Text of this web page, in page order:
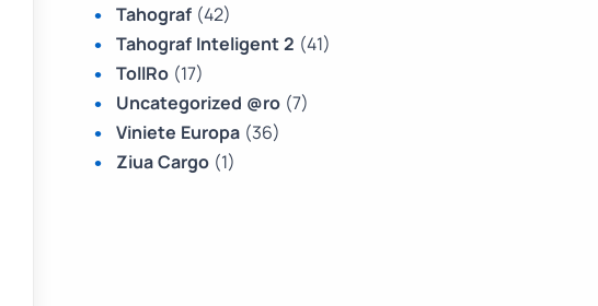
Tahograf (42)
Tahograf Inteligent 2 (41)
TollRo (17)
Uncategorized @ro (7)
Viniete Europa (36)
Ziua Cargo (1)